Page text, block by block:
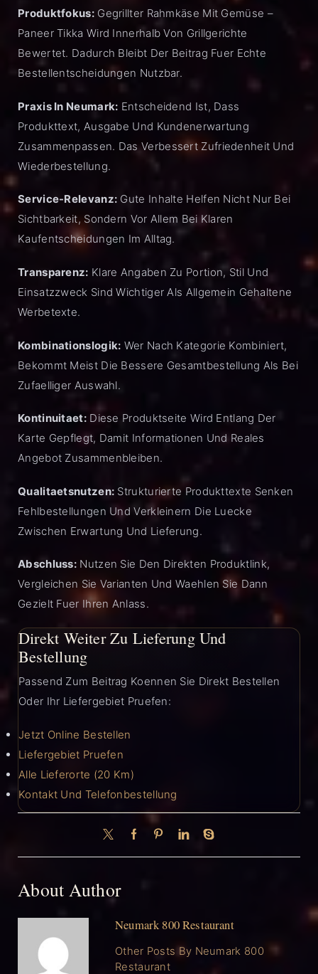
Produktfokus:Gegrillter Rahmkäse Mit Gemüse –
Paneer Tikka Wird Innerhalb Von Grillgerichte
Bewertet. Dadurch Bleibt Der Beitrag Fuer Echte
Bestellentscheidungen Nutzbar.
Praxis In Neumark: Entscheidend Ist, Dass
Produkttext, Ausgabe Und Kundenerwartung
Zusammenpassen. Das Verbessert Zufriedenheit Und
Wiederbestellung.
Service-Relevanz: Gute Inhalte Helfen Nicht Nur Bei
Sichtbarkeit, Sondern Vor Allem Bei Klaren
Kaufentscheidungen Im Alltag.
Transparenz: Klare Angaben Zu Portion, Stil Und
Einsatzzweck Sind Wichtiger Als Allgemein Gehaltene
Werbetexte.
Kombinationslogik: Wer Nach Kategorie Kombiniert,
Bekommt Meist Die Bessere Gesamtbestellung Als Bei
Zufaelliger Auswahl.
Kontinuitaet:Diese Produktseite Wird Entlang Der
Karte Gepflegt, Damit Informationen Und Reales
Angebot Zusammenbleiben.
Qualitaetsnutzen: Strukturierte Produkttexte Senken
Fehlbestellungen Und Verkleinern Die Luecke
Zwischen Erwartung Und Lieferung.
Abschluss: Nutzen Sie Den Direkten Produktlink,
Vergleichen Sie Varianten Und Waehlen Sie Dann
Gezielt Fuer Ihren Anlass.
Direkt Weiter Zu Lieferung Und
Bestellung
Passend Zum Beitrag Koennen Sie Direkt Bestellen
Oder Ihr Liefergebiet Pruefen:
Jetzt Online Bestellen
Liefergebiet Pruefen
Alle Lieferorte (20 Km)
Kontakt Und Telefonbestellung
About Author
Neumark 800 Restaurant
Other Posts By Neumark 800
Restaurant